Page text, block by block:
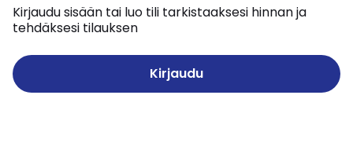
Kirjaudu sisään tai luo tili tarkistaaksesi hinnan ja
tehdäksesi tilauksen
Kirjaudu